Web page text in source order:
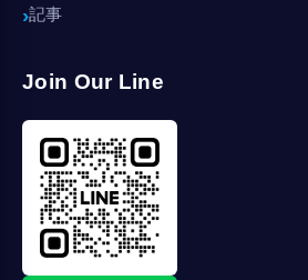
記事
Join Our Line